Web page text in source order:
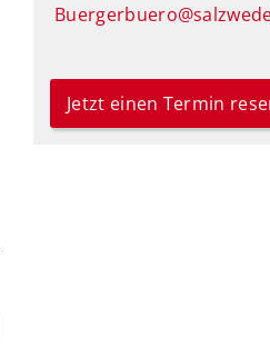
Jetzt einen Termin